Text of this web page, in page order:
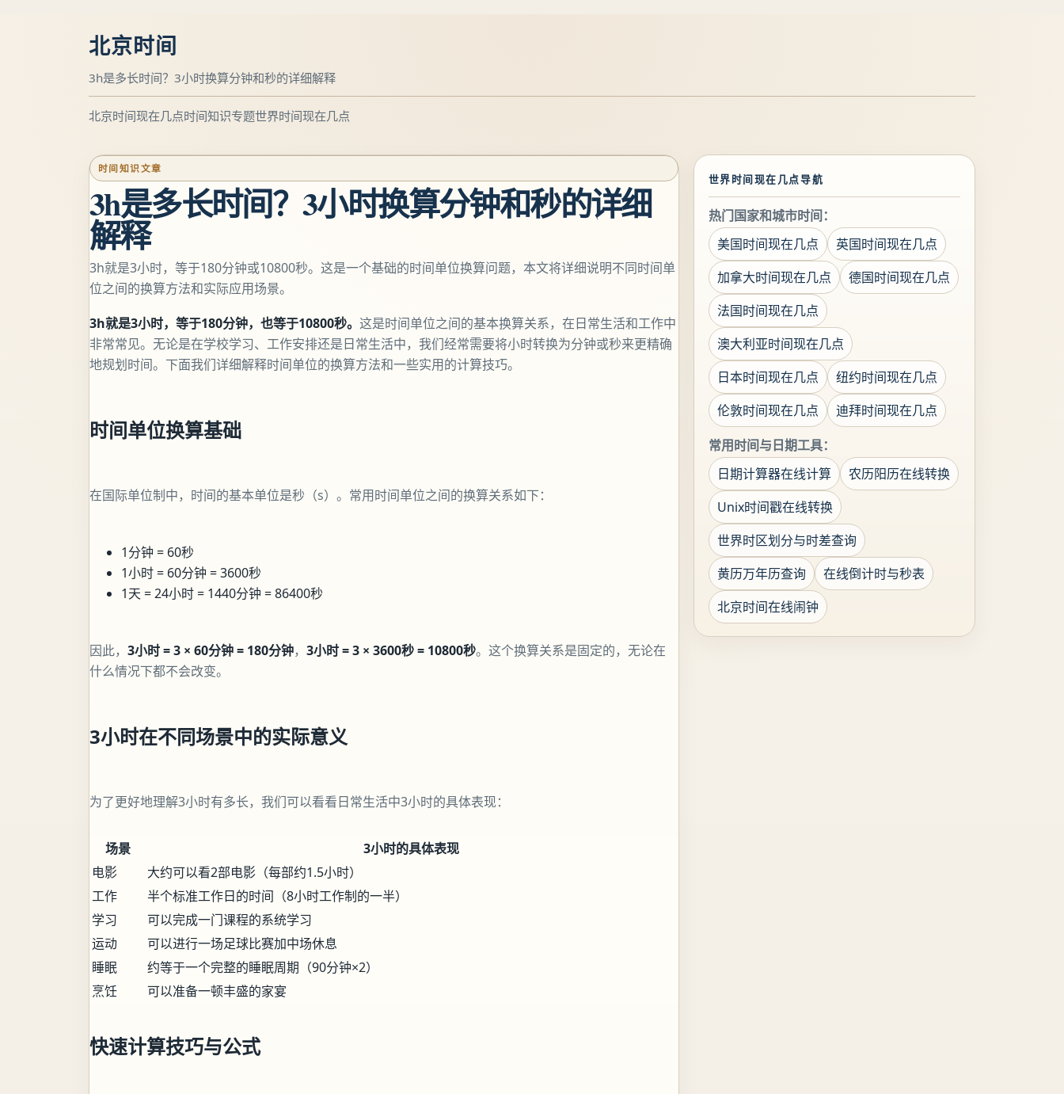
北京时间
3h是多长时间？3小时换算分钟和秒的详细解释
北京时间现在几点时间知识专题世界时间现在几点
时间知识文章
3h是多长时间？3小时换算分钟和秒的详细
解释
3h就是3小时，等于180分钟或10800秒。这是一个基础的时间单位换算问题，本文将详细说明不同时间单
位之间的换算方法和实际应用场景。
3h就是3小时，等于180分钟，也等于10800秒。 这是时间单位之间的基本换算关系，在日常生活和工作中
非常常见。无论是在学校学习、工作安排还是日常生活中，我们经常需要将小时转换为分钟或秒来更精确
地规划时间。下面我们详细解释时间单位的换算方法和一些实用的计算技巧。
时间单位换算基础
在国际单位制中，时间的基本单位是秒（s）。常用时间单位之间的换算关系如下：
1分钟 = 60秒
1小时 = 60分钟 = 3600秒
1天 = 24小时 = 1440分钟 = 86400秒
因此， 3小时 = 3 × 60分钟 = 180分钟， 3小时 = 3 × 3600秒 = 10800秒。这个换算关系是固定的，无论在
什么情况下都不会改变。
3小时在不同场景中的实际意义
为了更好地理解3小时有多长，我们可以看看日常生活中3小时的具体表现：
场景
3小时的具体表现
电影
大约可以看2部电影（每部约1.5小时）
工作
半个标准工作日的时间（8小时工作制的一半）
学习
可以完成一门课程的系统学习
运动
可以进行一场足球比赛加中场休息
睡眠
约等于一个完整的睡眠周期（90分钟×2）
烹饪
可以准备一顿丰盛的家宴
快速计算技巧与公式
世界时间现在几点导航
热门国家和城市时间：
美国时间现在几点
英国时间现在几点
加拿大时间现在几点
德国时间现在几点
法国时间现在几点
澳大利亚时间现在几点
日本时间现在几点
纽约时间现在几点
伦敦时间现在几点
迪拜时间现在几点
常用时间与日期工具：
日期计算器在线计算
农历阳历在线转换
Unix时间戳在线转换
世界时区划分与时差查询
黄历万年历查询
在线倒计时与秒表
北京时间在线闹钟